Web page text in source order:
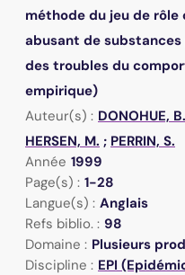
méthode du jeu de rôle
abusant de
des troubles du
empirique)
Auteur(s) : DONOHUE, B.
HERSEN, M. ; PERRIN, S.
Année 1999
Page(s) : 1-28
Langue(s) : Anglais
Refs biblio. : 98
Domaine : Plusieurs
Discipline : EPI